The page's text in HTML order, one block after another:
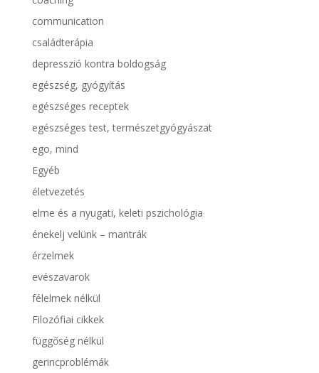
communication
családterápia
depresszió kontra boldogság
egészség, gyógyítás
egészséges receptek
egészséges test, természetgyógyászat
ego, mind
Egyéb
életvezetés
elme és a nyugati, keleti pszichológia
énekelj velünk – mantrák
érzelmek
evészavarok
félelmek nélkül
Filozófiai cikkek
függőség nélkül
gerincproblémák